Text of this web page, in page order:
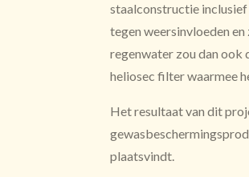
staalconstructie
tegen weersinvloeden
regenwater zou dan ook
heliosec filter waarmee
Het resultaat van dit
plaatsvindt.